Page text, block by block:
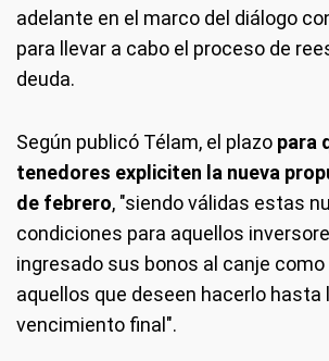
adelante en el marco del diálogo
para llevar a cabo el proceso de
deuda.
Según publicó Télam, el plazo para
tenedores expliciten la nueva
de febrero, "siendo válidas estas
condiciones para aquellos
ingresado sus bonos al canje
aquellos que deseen hacerlo hasta
vencimiento final".